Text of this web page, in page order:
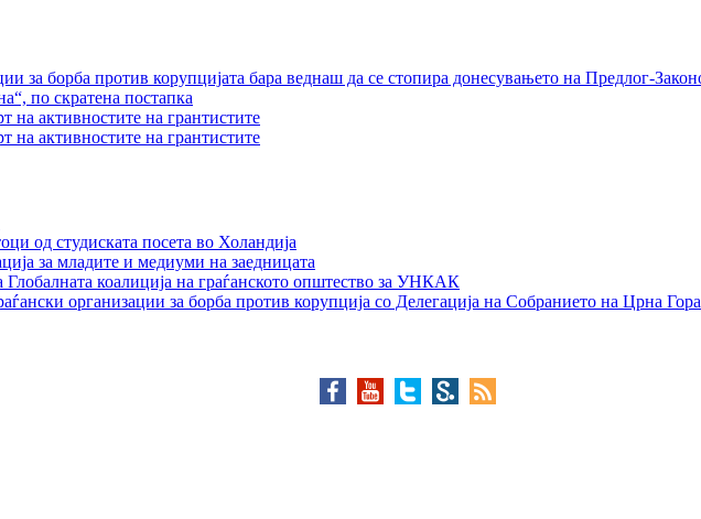
за борба против корупцијата бара веднаш да се стопира донесувањето на Предлог-
по скратена постапка
на активностите на грантистите
на активностите на грантистите
од студиската посета во Холандија
за младите и медиуми на заедницата
коалиција на граѓанското општество за УНКАК
организации за борба против корупција со Делегација на Собранието на Црна Гора